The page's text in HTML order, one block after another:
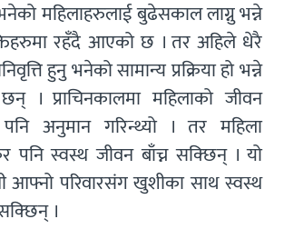
महिलाहरुलाई बुढेसकाल लाग्नु भन्ने
रहँदै आएको छ । तर अहिले धेरै
हुनु भनेको सामान्य प्रक्रिया हो भन्ने
। प्राचिनकालमा महिलाको जीवन
पनि अनुमान गरिन्थ्यो । तर महिला
पनि स्वस्थ जीवन बाँच्न सक्छिन् । यो
आफ्नो परिवारसंग खुशीका साथ स्वस्थ
।